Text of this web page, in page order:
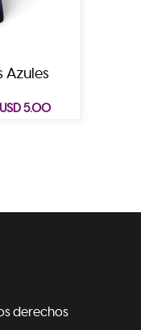
Azules
5.00
derechos